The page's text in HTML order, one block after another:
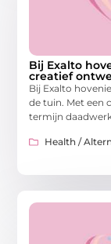
Bij Exalto
creatief
Bij Exalto
de tuin. Met een
termijn
Health /